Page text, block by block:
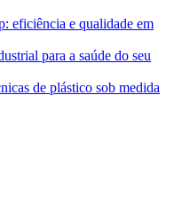
eficiência e qualidade em
para a saúde do seu
de plástico sob medida